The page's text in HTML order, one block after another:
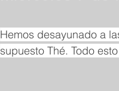
Hemos desayunado a
supuesto Thé. Todo